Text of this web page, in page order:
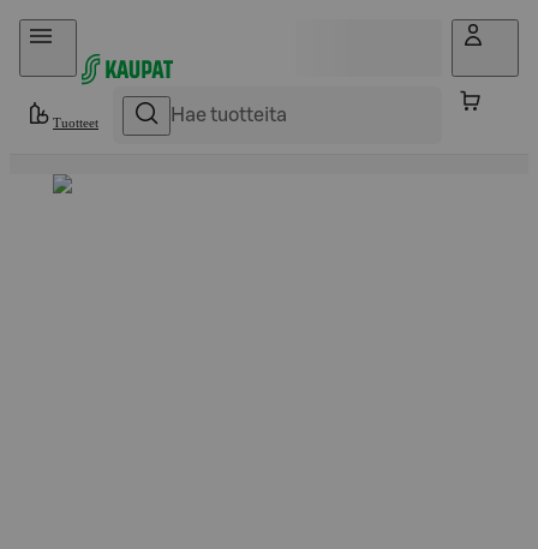
Hyppää sisältöön
Tuotteet